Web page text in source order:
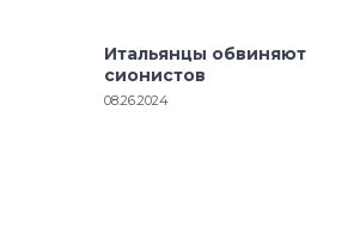
Итальянцы обвиняют
сионистов
08.26.2024